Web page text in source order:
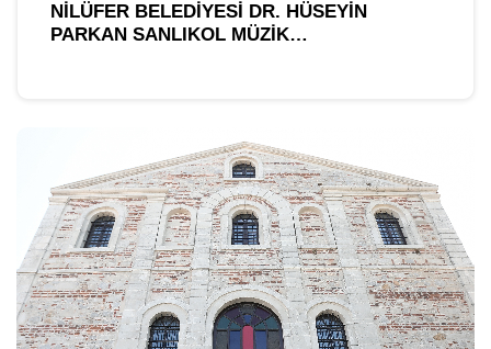
NILÜFER BELEDIYESI DR. HÜSEYIN
PARKAN SANLIKOL MÜZIK